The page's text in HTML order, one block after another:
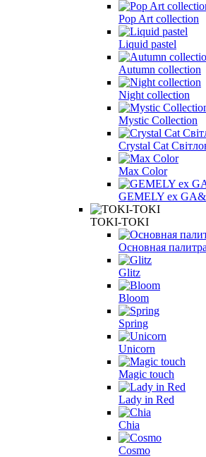
Pop Art collection
Liquid pastel
Autumn collection
Night collection
Mystic Collection
Crystal Cat
Max Color
GEMELY ex
TOKI-TOKI
Основная палитра
Glitz
Bloom
Spring
Unicorn
Magic touch
Lady in Red
Chia
Cosmo